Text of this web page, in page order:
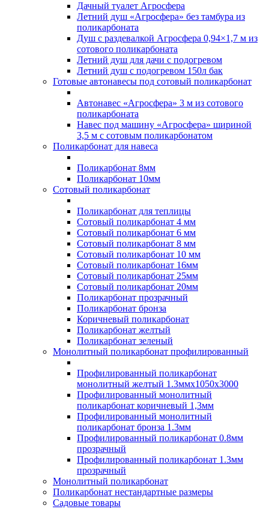
Дачный туалет Агросфера
Летний душ «Агросфера» без тамбура из
поликарбоната
Душ с раздевалкой Агросфера 0,94×1,7 м из
сотового поликарбоната
Летний душ для дачи с подогревом
Летний душ с подогревом 150л бак
Готовые автонавесы под сотовый поликарбонат
Автонавес «Агросфера» 3 м из сотового
поликарбоната
Навес под машину «Агросфера» шириной
3,5 м с сотовым поликарбонатом
Поликарбонат для навеса
Поликарбонат 8мм
Поликарбонат 10мм
Сотовый поликарбонат
Поликарбонат для теплицы
Сотовый поликарбонат 4 мм
Сотовый поликарбонат 6 мм
Сотовый поликарбонат 8 мм
Сотовый поликарбонат 10 мм
Сотовый поликарбонат 16мм
Сотовый поликарбонат 25мм
Сотовый поликарбонат 20мм
Поликарбонат прозрачный
Поликарбонат бронза
Коричневый поликарбонат
Поликарбонат желтый
Поликарбонат зеленый
Монолитный поликарбонат профилированный
Профилированный поликарбонат
монолитный желтый 1.3ммх1050х3000
Профилированный монолитный
поликарбонат коричневый 1,3мм
Профилированный монолитный
поликарбонат бронза 1.3мм
Профилированный поликарбонат 0.8мм
прозрачный
Профилированный поликарбонат 1.3мм
прозрачный
Монолитный поликарбонат
Поликарбонат нестандартные размеры
Садовые товары